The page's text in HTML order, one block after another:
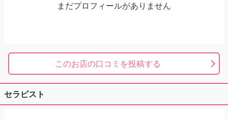
まだプロフィールがありません
このお店の口コミを投稿する
セラピスト